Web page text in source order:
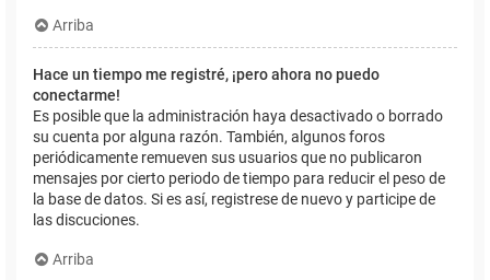
Arriba
Hace un tiempo me registré, ¡pero ahora no puedo
conectarme!
Es posible que la administración haya desactivado o borrado
su cuenta por alguna razón. También, algunos foros
periódicamente remueven sus usuarios que no publicaron
mensajes por cierto periodo de tiempo para reducir el peso de
la base de datos. Si es así, registrese de nuevo y participe de
las discuciones.
Arriba